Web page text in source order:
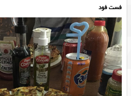
فست فود